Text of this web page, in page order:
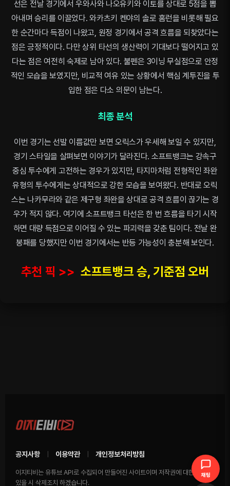
채팅
선은 전날 경기에서 우와사와 나오유키와 이토를 상대로 5점을 뽑
아내며 승리를 이끌었다. 와카츠키 켄야의 솔로 홈런을 비롯해 필요
한 순간마다 득점이 나왔고, 원정 경기에서 공격 흐름을 되찾았다는
점은 긍정적이다. 다만 상위 타선의 생산력이 기대보다 떨어지고 있
다는 점은 여전히 숙제로 남아 있다. 불펜은 3이닝 무실점으로 안정
적인 모습을 보였지만, 비교적 여유 있는 상황에서 핵심 계투진을 투
입한 점은 다소 의문이 남는다.
최종 분석
이번 경기는 선발 이름값만 보면 오릭스가 우세해 보일 수 있지만,
경기 스타일을 살펴보면 이야기가 달라진다. 소프트뱅크는 강속구
중심 투수에게 고전하는 경우가 있지만, 타지마처럼 전형적인 좌완
유형의 투수에게는 상대적으로 강한 모습을 보여왔다. 반대로 오릭
스는 나카무라와 같은 제구형 좌완을 상대로 공격 흐름이 끊기는 경
우가 적지 않다. 여기에 소프트뱅크 타선은 한 번 흐름을 타기 시작
하면 대량 득점으로 이어질 수 있는 파괴력을 갖춘 팀이다. 전날 완
봉패를 당했지만 이번 경기에서는 반등 가능성이 충분해 보인다.
추천 픽 >> 소프트뱅크 승, 기준점 오버
공지사항 이용약관 개인정보처리방침
이지티비는 유튜브 API로 수집되어 만들어진 사이트이며 저작권에 대한 영상이
있을 시 삭제조치 하겠습니다.